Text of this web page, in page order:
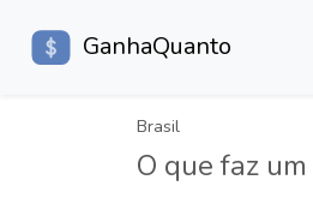
GanhaQuanto
Brasil
O que faz um